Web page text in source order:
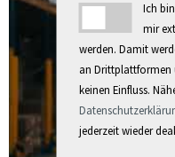
Ich
mir
werden. Damit
an Drittplattformen
keinen Einfluss.
jederzeit wieder